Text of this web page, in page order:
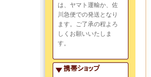
は、ヤマト運輸か、佐
川急便での発送となり
ます。ご了承の程よろ
しくお願いいたしま
す。